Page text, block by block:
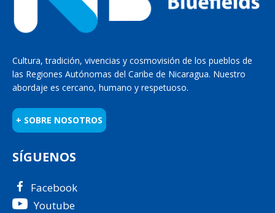
Cultura, tradición, vivencias y cosmovisión de los pueblos de
las Regiones Autónomas del Caribe de Nicaragua. Nuestro
abordaje es cercano, humano y respetuoso.
+ SOBRE NOSOTROS
SÍGUENOS
Facebook
Youtube